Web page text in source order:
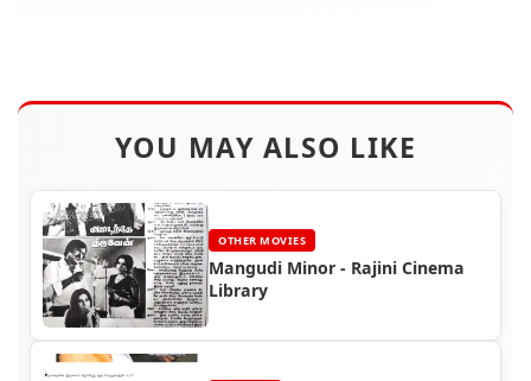
YOU MAY ALSO LIKE
OTHER MOVIES
Mangudi Minor - Rajini Cinema
Library